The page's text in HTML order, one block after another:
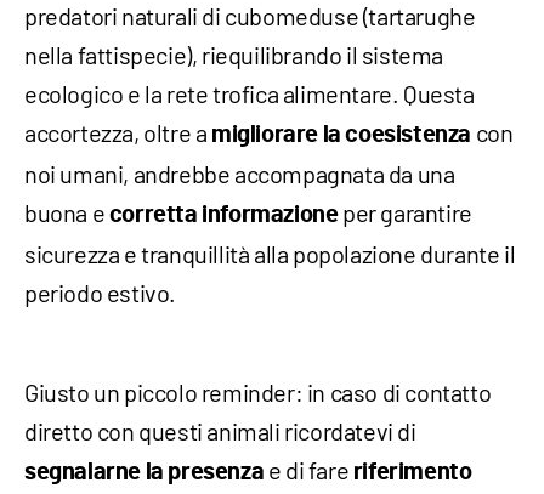
predatori naturali di cubomeduse (tartarughe
nella fattispecie), riequilibrando il sistema
ecologico e la rete trofica alimentare. Questa
accortezza, oltre a migliorare la coesistenza con
noi umani, andrebbe accompagnata da una
buona e corretta informazioneper garantire
sicurezza e tranquillità alla popolazione durante il
periodo estivo.
Giusto un piccolo reminder: in caso di contatto
diretto con questi animali ricordatevi di
segnalarne la presenza e di fare riferimento